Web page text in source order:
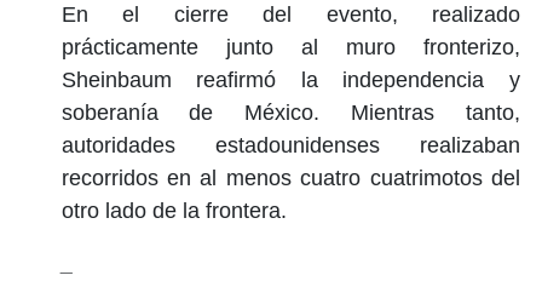
En el cierre del evento, realizado
prácticamente junto al muro fronterizo,
Sheinbaum reafirmó la independencia y
soberanía de México. Mientras tanto,
autoridades estadounidenses realizaban
recorridos en al menos cuatro cuatrimotos del
otro lado de la frontera.